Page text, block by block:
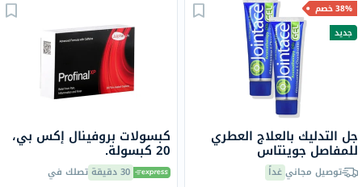
38% خصم
جديد
جل التدليك بالعلاج العطري
للمفاصل جوينتاس
فيتابيوتيكس - 2 × 75 مل
توصيل مجانيغداً
كبسولات بروفينال إكس بي،
20 كبسولة.
30 دقيقة تصلك في